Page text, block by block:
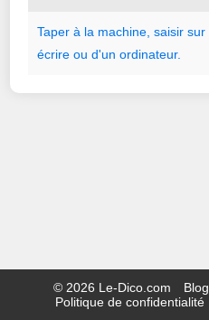
Taper à la machine ,saisir sur
écrire ou d'un ordinateur.
© 2026 Le-Dico.com Blog
Politique de confidentialité